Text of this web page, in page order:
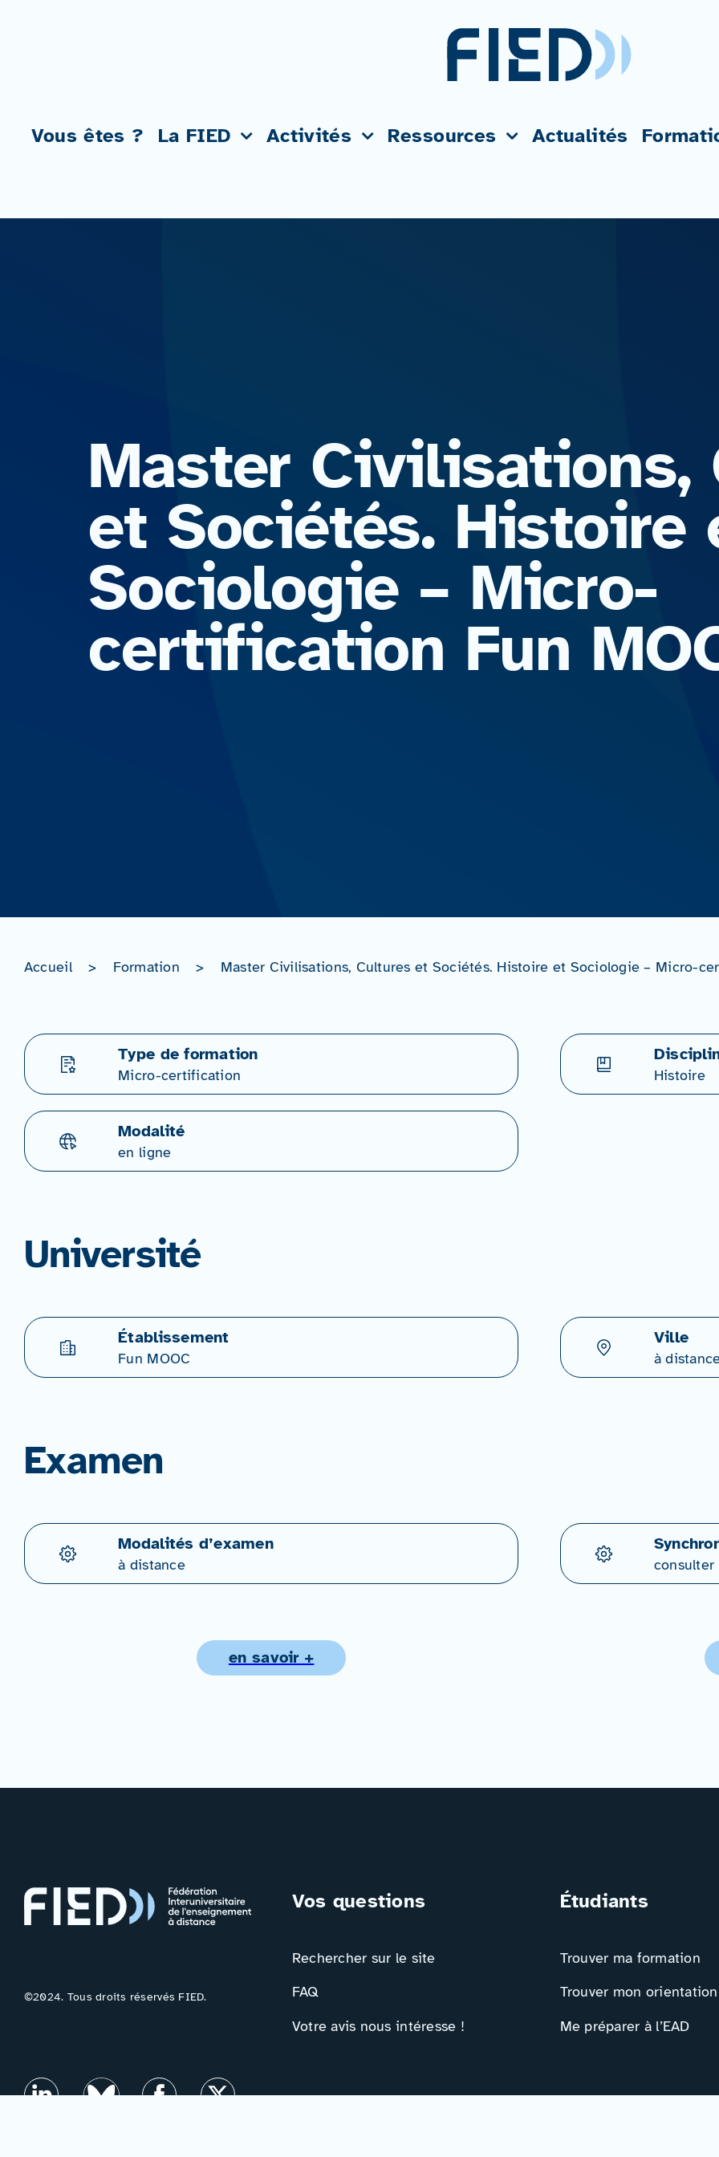
Vous êtes ? La FIED Activités Ressources Actualités
Master Civilisations,
et Sociétés. Histoire
Sociologie – Micro-
certification Fun
Accueil > Formation > Master Civilisations, Cultures et Sociétés. Histoire et Sociologie – Micro-
Type de formation
Micro-certification Histoire
Modalité
en ligne
Université
Établissement
Fun MOOC
Ville
à
Examen
Modalités d’examen
à distance consulter
en savoir +
©2024. Tous droits réservés FIED.
Vos questions
Rechercher sur le site
FAQ
Votre avis nous intéresse !
Étudiants
Trouver ma formation
Trouver mon orientation
Me préparer à l’EAD